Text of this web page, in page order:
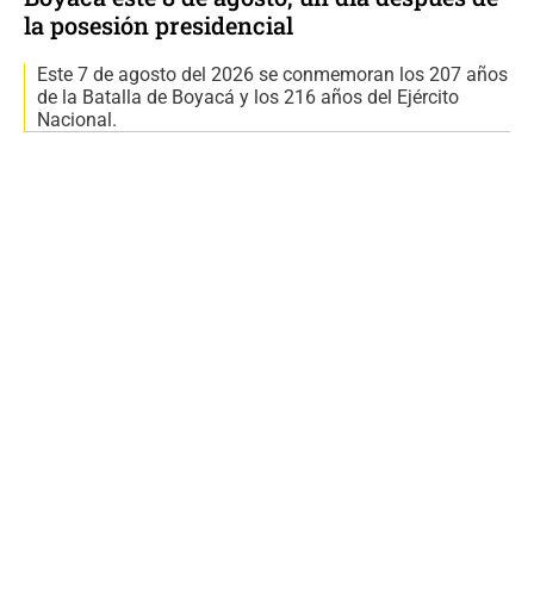
la posesión presidencial
Este 7 de agosto del 2026 se conmemoran los 207 años
de la Batalla de Boyacá y los 216 años del Ejército
Nacional.